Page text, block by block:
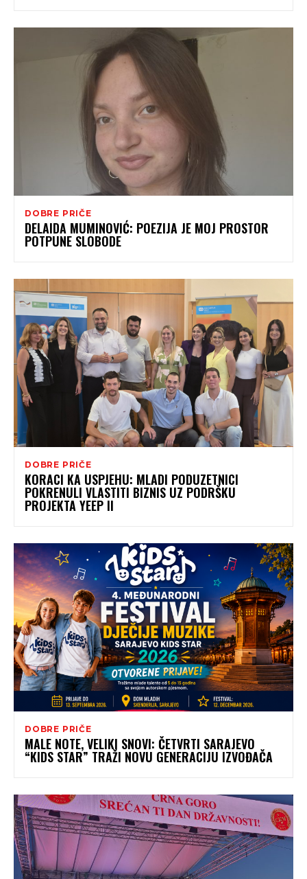
DOBRE PRIČE
DELAIDA MUMINOVIĆ: POEZIJA JE MOJ PROSTOR
POTPUNE SLOBODE
DOBRE PRIČE
KORACI KA USPJEHU: MLADI PODUZETNICI
POKRENULI VLASTITI BIZNIS UZ PODRŠKU
PROJEKTA YEEP II
DOBRE PRIČE
MALE NOTE, VELIKI SNOVI: ČETVRTI SARAJEVO
“KIDS STAR” TRAŽI NOVU GENERACIJU IZVOĐAČA